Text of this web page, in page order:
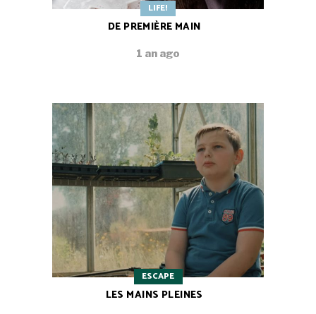
LIFE!
DE PREMIÈRE MAIN
1 an ago
ESCAPE
LES MAINS PLEINES